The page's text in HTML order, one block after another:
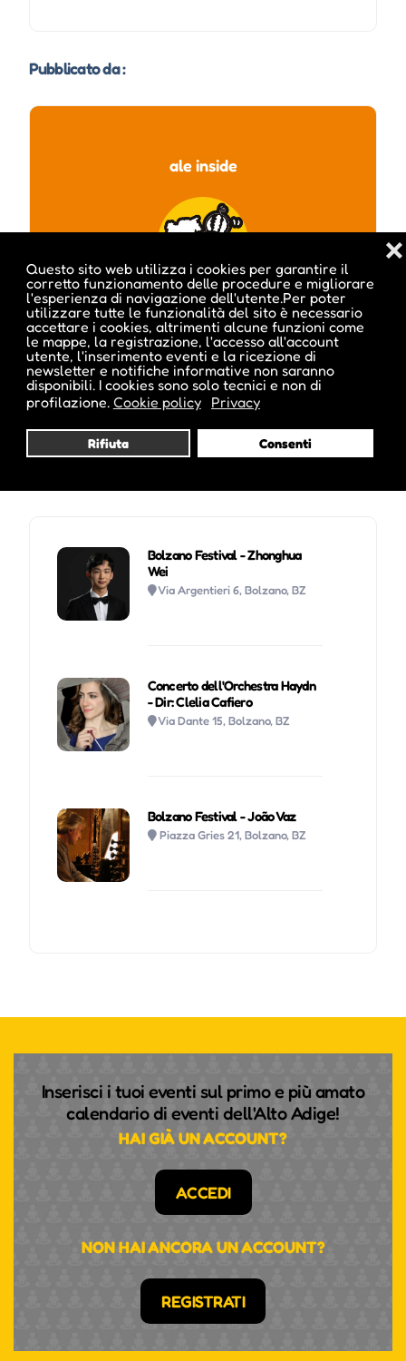
Questo sito web utilizza i cookies per garantire il
corretto funzionamento delle procedure e migliorare
l'esperienza di navigazione dell'utente.Per poter
utilizzare tutte le funzionalità del sito è necessario
accettare i cookies, altrimenti alcune funzioni come
le mappe, la registrazione, l'accesso all'account
utente, l'inserimento eventi e la ricezione di
newsletter e notifiche informative non saranno
disponibili. I cookies sono solo tecnici e non di
profilazione. Cookie policy Privacy
Rifiuta Consenti
❌
Pubblicato da :
ale inside
Visita profilo
Bolzano Festival - Zhonghua
Wei
Via Argentieri 6, Bolzano, BZ
Concerto dell'Orchestra Haydn
- Dir: Clelia Cafiero
Via Dante 15, Bolzano, BZ
Bolzano Festival - João Vaz
Piazza Gries 21, Bolzano, BZ
Inserisci i tuoi eventi sul primo e più amato
calendario di eventi dell'Alto Adige!
HAI GIÀ UN ACCOUNT?
ACCEDI
NON HAI ANCORA UN ACCOUNT?
REGISTRATI